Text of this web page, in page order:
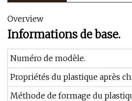
Overview
Informations de base.
Numéro de modèle.
Propriétés du plastique après
Méthode de formage du